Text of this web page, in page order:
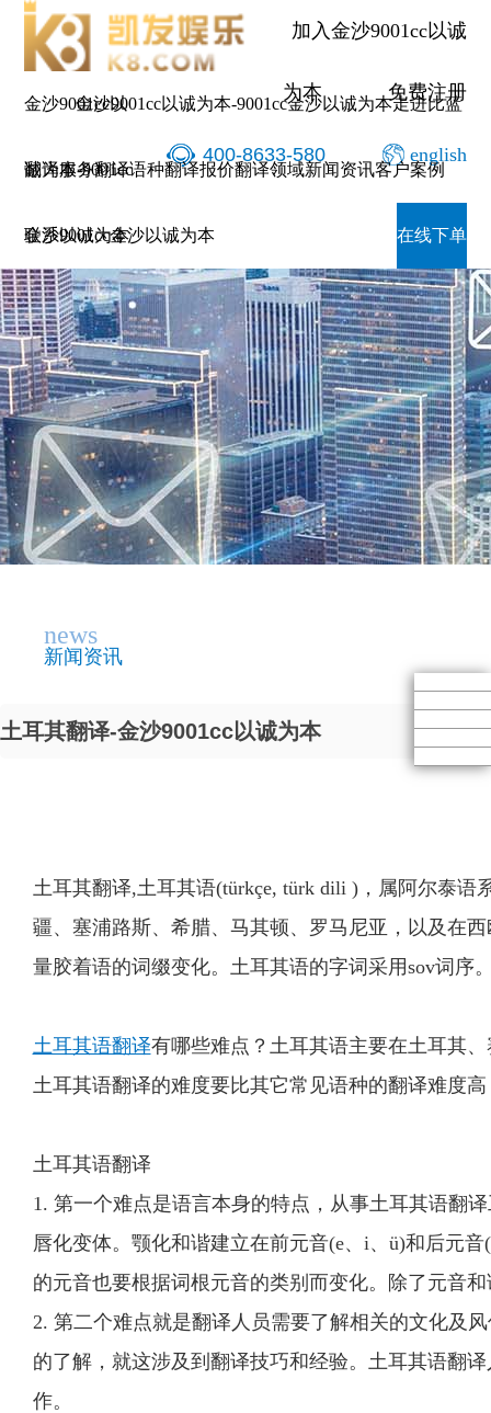
加入金沙9001cc以诚
为本 免费注册
400-8633-580 english
金沙9001cc以
诚为本-9001cc
金沙以诚为本
金沙9001cc以诚为本-9001cc金沙以诚为本走进比蓝
翻译服务翻译语种翻译报价翻译领域新闻资讯客户案例
联系9001cc金沙以诚为本 在线下单
news
新闻资讯
土耳其翻译-金沙9001cc以诚为本
土耳其翻译,土耳其语(türkçe, türk dili )，属阿尔泰语
疆、塞浦路斯、希腊、马其顿、罗马尼亚，以及在
量胶着语的词缀变化。土耳其语的字词采用sov词序
土耳其语翻译有哪些难点？土耳其语主要在土耳其
土耳其语翻译的难度要比其它常见语种的翻译难度
土耳其语翻译
1. 第一个难点是语言本身的特点，从事土耳其语翻
唇化变体。颚化和谐建立在前元音(e、i、ü)和后元
的元音也要根据词根元音的类别而变化。除了元音
2. 第二个难点就是翻译人员需要了解相关的文化及
的了解，就这涉及到翻译技巧和经验。土耳其语翻
作。